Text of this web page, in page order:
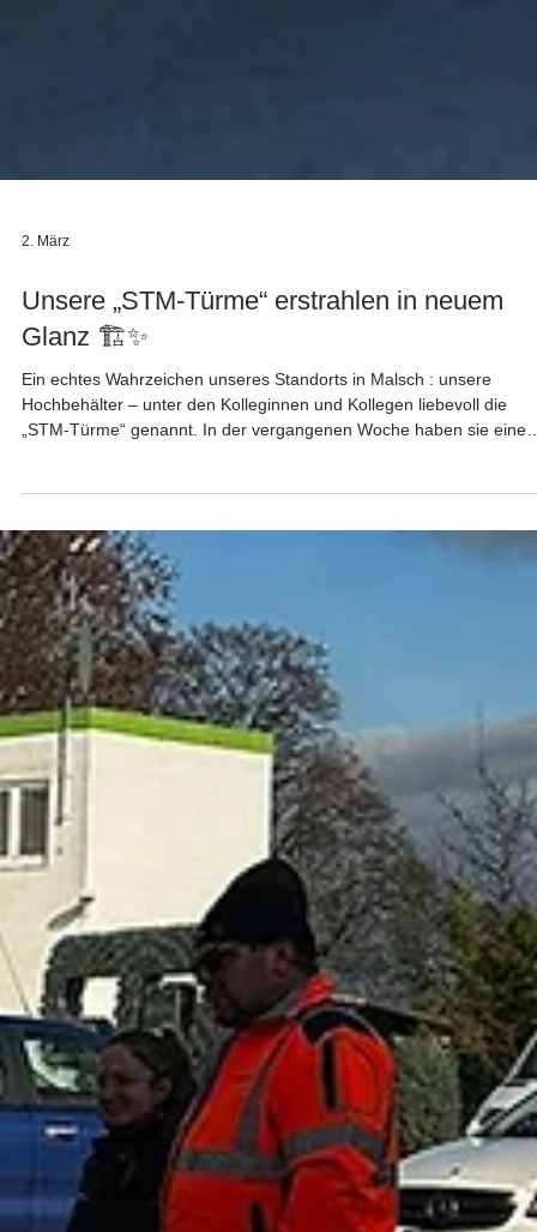
Glanz 🏗️✨
Ein echtes Wahrzeichen unseres Standorts in Malsch : unsere
Hochbehälter – unter den Kolleginnen und Kollegen liebevoll die
„STM-Türme“ genannt. In der vergangenen Woche haben sie eine
neue Beschriftung erhalten. Nach rund zehn Jahren hatten Wind und
Wetter ihre Spuren hinterlassen – höchste Zeit also für ein frisches
Update. Sichtbar sogar von der A5 , stehen die STM-Türme nicht
symbolisch für unser Unternehmen, sondern sind auch technisch
unverzichtbar:Hier lagern wir